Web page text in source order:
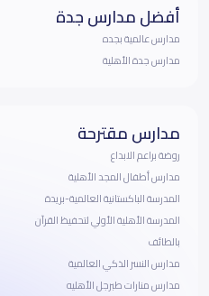
أفضل مدارس جدة
مدارس عالمية بجده
مدارس جدة الأهلية
مدارس مقترحة
روضة براعم الابداع
مدارس أطفال المجد الأهلية
المدرسة الباكستانية العالمية-بريدة
المدرسة الأهلية الأولي لتحفيظ القرآن
بالطائف
مدارس النسر الذكي العالمية
مدارس منارات طبرجل الأهليه